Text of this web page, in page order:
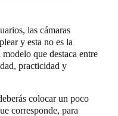
las cámaras
y esta no es la
que destaca entre
practicidad y
colocar un poco
corresponde, para